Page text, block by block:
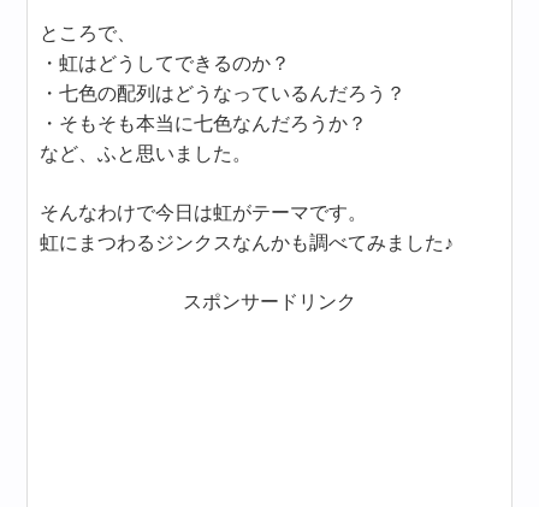
ところで、
・虹はどうしてできるのか？
・七色の配列はどうなっているんだろう？
・そもそも本当に七色なんだろうか？
など、ふと思いました。
そんなわけで今日は虹がテーマです。
虹にまつわるジンクスなんかも調べてみました♪
スポンサードリンク